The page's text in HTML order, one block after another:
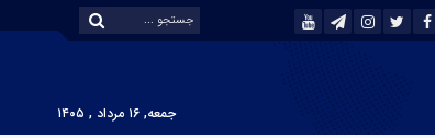
جمعه, ۱۶ مرداد , ۱۴۰۵